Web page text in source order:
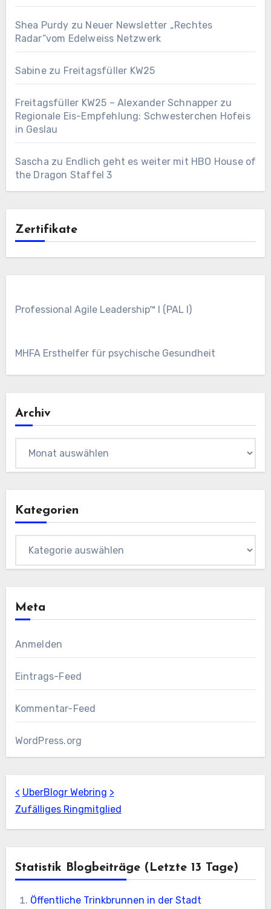
Shea Purdy zu Neuer Newsletter „Rechtes
Radar“vom Edelweiss Netzwerk
Sabinezu Freitagsfüller KW25
Freitagsfüller KW25 – Alexander Schnapperzu
Regionale Eis-Empfehlung: Schwesterchen Hofeis
in Geslau
Sascha zu Endlich geht es weiter mit HBO House of
the Dragon Staffel 3
Zertifikate
Professional Agile Leadership™ I (PAL I)
MHFA Ersthelfer für psychische Gesundheit
Archiv
Kategorien
Meta
Anmelden
Eintrags-Feed
Kommentar-Feed
WordPress.org
< UberBlogr Webring >
Zufälliges Ringmitglied
Statistik Blogbeiträge (letzte 13 Tage)
Öffentliche Trinkbrunnen in der Stadt